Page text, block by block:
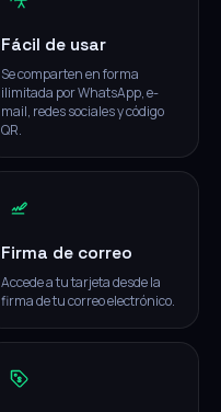
Fácil de usar
Se comparten en forma
ilimitada por WhatsApp, e-
mail, redes sociales y código
QR.
Firma de correo
Accede a tu tarjeta desde la
firma de tu correo electrónico.